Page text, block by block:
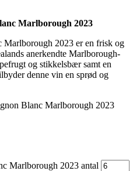
Marlborough 2023
Marlborough 2023 er en frisk og
anerkendte Marlborough-
og stikkelsbær samt en
denne vin en sprød og
Marlborough 2023 antal